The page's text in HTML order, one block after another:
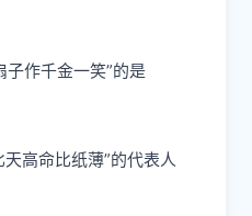
⼦作千⾦⼀笑”的是
天⾼命⽐纸薄”的代表⼈